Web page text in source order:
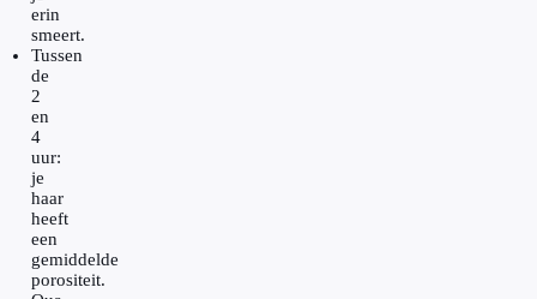
erin
smeert.
Tussen
de
2
en
4
uur:
je
haar
heeft
een
gemiddelde
porositeit.